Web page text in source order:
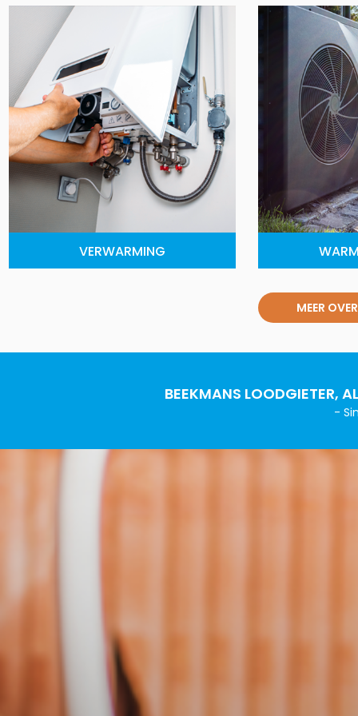
VERWARMING
MEER
BEEKMANS LOODGIETER,
-